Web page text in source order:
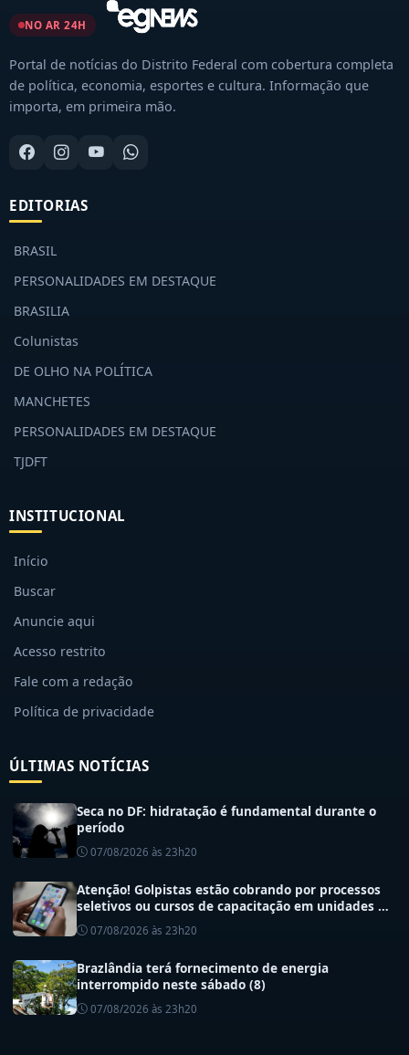
NO AR 24H
Portal de notícias do Distrito Federal com cobertura completa
de política, economia, esportes e cultura. Informação que
importa, em primeira mão.
EDITORIAS
BRASIL
PERSONALIDADES EM DESTAQUE
BRASILIA
Colunistas
DE OLHO NA POLÍTICA
MANCHETES
PERSONALIDADES EM DESTAQUE
TJDFT
INSTITUCIONAL
Início
Buscar
Anuncie aqui
Acesso restrito
Fale com a redação
Política de privacidade
ÚLTIMAS NOTÍCIAS
Seca no DF: hidratação é fundamental durante o
período
07/08/2026 às 23h20
Atenção! Golpistas estão cobrando por processos
seletivos ou cursos de capacitação em unidades de
07/08/2026 às 23h20
Brazlândia terá fornecimento de energia
interrompido neste sábado (8)
07/08/2026 às 23h20